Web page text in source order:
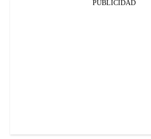
PUBLICIDAD